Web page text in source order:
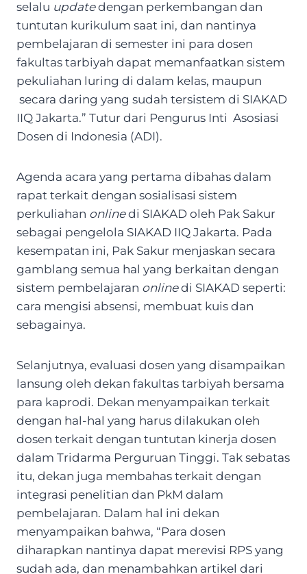
selalu updatedengan perkembangan dan
tuntutan kurikulum saat ini, dan nantinya
pembelajaran di semester ini para dosen
fakultas tarbiyah dapat memanfaatkan sistem
pekuliahan luring di dalam kelas, maupun
secara daring yang sudah tersistem di SIAKAD
IIQ Jakarta.” Tutur dari Pengurus Inti Asosiasi
Dosen di Indonesia (ADI).
Agenda acara yang pertama dibahas dalam
rapat terkait dengan sosialisasi sistem
perkuliahan onlinedi SIAKAD oleh Pak Sakur
sebagai pengelola SIAKAD IIQ Jakarta. Pada
kesempatan ini, Pak Sakur menjaskan secara
gamblang semua hal yang berkaitan dengan
sistem pembelajaran onlinedi SIAKAD seperti:
cara mengisi absensi, membuat kuis dan
sebagainya.
Selanjutnya, evaluasi dosen yang disampaikan
lansung oleh dekan fakultas tarbiyah bersama
para kaprodi. Dekan menyampaikan terkait
dengan hal-hal yang harus dilakukan oleh
dosen terkait dengan tuntutan kinerja dosen
dalam Tridarma Perguruan Tinggi. Tak sebatas
itu, dekan juga membahas terkait dengan
integrasi penelitian dan PkM dalam
pembelajaran. Dalam hal ini dekan
menyampaikan bahwa, “Para dosen
diharapkan nantinya dapat merevisi RPS yang
sudah ada, dan menambahkan artikel dari